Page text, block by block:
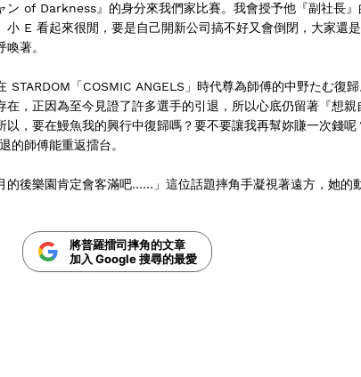
ン of Darkness』的身分來我們家比賽。我會授予他『副社長』
小 E 看起來很閒，要是自己開新公司搞不好又會倒閉，大家還
著。
STARDOM「COSMIC ANGELS」時代尊為師傅的中野たむ復歸
在，正因為至今見證了許多選手的引退，所以心底仍留著『想親
，要在鰻魚我的興行中復歸嗎？要不要讓我再幫妳賺一次錢呢
的師傅能重返擂台。
的後樂園肯定會客滿吧……」這位話題摔角手凝視著遠方，她的
將普羅擂司摔角的文章
加入 Google 搜尋的最愛